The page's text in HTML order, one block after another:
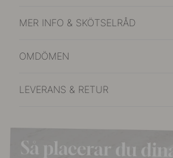
MER INFO & SKÖTSELRÅD
OMDÖMEN
LEVERANS & RETUR